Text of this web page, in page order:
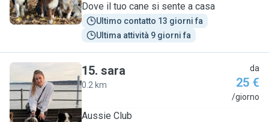
Dove il tuo cane si sente a casa
Ultimo contatto 13 giorni fa
Ultima attività 9 giorni fa
S
15. sara
0.2 km
da
25 €
/giorno
Aussie Club